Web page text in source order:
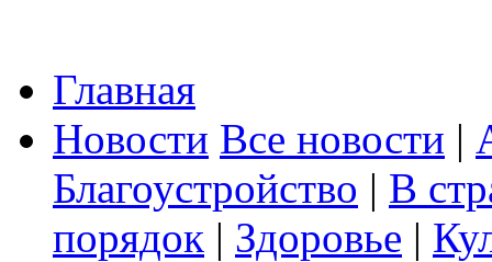
Главная
Новости Все новости |
Благоустройство | В
порядок | Здоровье |